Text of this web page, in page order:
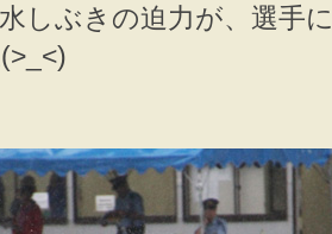
しぶきの迫力が、選手